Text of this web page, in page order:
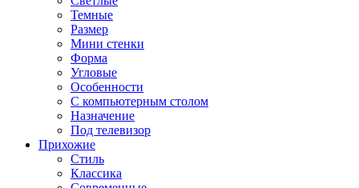
Темные
Размер
Мини стенки
Форма
Угловые
Особенности
С компьютерным столом
Назначение
Под телевизор
Прихожие
Стиль
Классика